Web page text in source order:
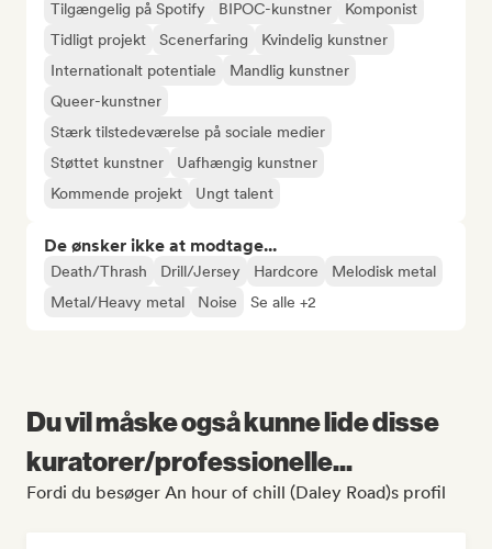
Tilgængelig på Spotify BIPOC-kunstner
Komponist
Tidligt projekt
Scenerfaring
Kvindelig kunstner
Internationalt potentiale
Mandlig kunstner
Queer-kunstner
Stærk tilstedeværelse på sociale medier
Støttet kunstner
Uafhængig kunstner
Kommende projekt
Ungt talent
De ønsker ikke at modtage...
Death/Thrash Drill/Jersey Hardcore
Melodisk metal
Metal/Heavy metal
Noise Se alle +2
Du vil måske også kunne lide disse
kuratorer/professionelle...
Fordi du besøger An hour of chill (Daley Road)s profil